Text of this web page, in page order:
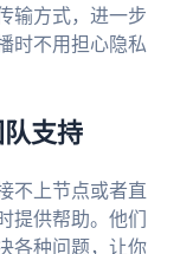
输方式，进一步
时不用担心隐私
支持
不上节点或者直
提供帮助。他们
各种问题，让你